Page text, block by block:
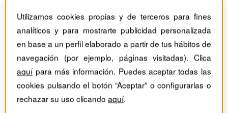
Utilizamos cookies propias y de terceros para fines
analíticos y para mostrarte publicidad personalizada
en base a un perfil elaborado a partir de tus hábitos de
navegación (por ejemplo, páginas visitadas). Clica
aquípara más información. Puedes aceptar todas las
cookies pulsando el botón “Aceptar” o configurarlas o
rechazar su uso clicandoaquí.